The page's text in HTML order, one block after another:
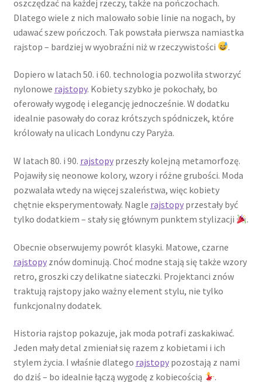
oszczędzać na każdej rzeczy, także na pończochach.
Dlatego wiele z nich malowało sobie linie na nogach, by
udawać szew pończoch. Tak powstała pierwsza namiastka
rajstop – bardziej w wyobraźni niż w rzeczywistości
.
Dopiero w latach 50. i 60. technologia pozwoliła stworzyć
nylonowe rajstopy. Kobiety szybko je pokochały, bo
oferowały wygodę i elegancję jednocześnie. W dodatku
idealnie pasowały do coraz krótszych spódniczek, które
królowały na ulicach Londynu czy Paryża.
W latach 80. i 90. rajstopyprzeszły kolejną metamorfozę.
Pojawiły się neonowe kolory, wzory i różne grubości. Moda
pozwalała wtedy na więcej szaleństwa, więc kobiety
chętnie eksperymentowały. Nagle rajstopyprzestały być
tylko dodatkiem – stały się głównym punktem stylizacji
.
Obecnie obserwujemy powrót klasyki. Matowe, czarne
rajstopyznów dominują. Choć modne stają się także wzory
retro, groszki czy delikatne siateczki. Projektanci znów
traktują rajstopy jako ważny element stylu, nie tylko
funkcjonalny dodatek.
Historia rajstop pokazuje, jak moda potrafi zaskakiwać.
Jeden mały detal zmieniał się razem z kobietami i ich
stylem życia. I właśnie dlatego rajstopypozostają z nami
do dziś – bo idealnie łączą wygodę z kobiecością
.